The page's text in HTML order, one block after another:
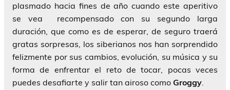
plasmado hacia fines de año cuando este aperitivo
se vea recompensado con su segundo larga
duración, que como es de esperar, de seguro traerá
gratas sorpresas, los siberianos nos han sorprendido
felizmente por sus cambios, evolución, su música y su
forma de enfrentar el reto de tocar, pocas veces
puedes desafiarte y salir tan airoso como Groggy.